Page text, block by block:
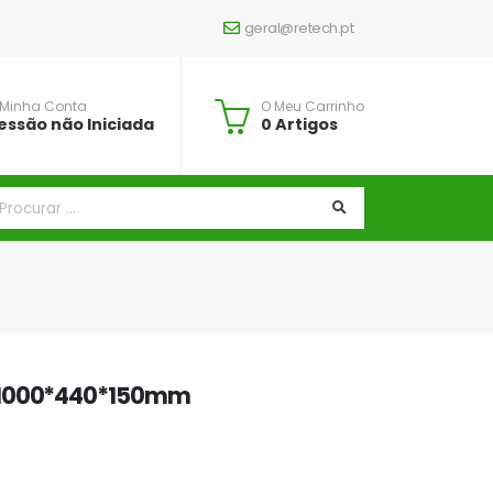
geral@retech.pt
Conta
não Iniciada
O Meu Carrinho
0 Artigos